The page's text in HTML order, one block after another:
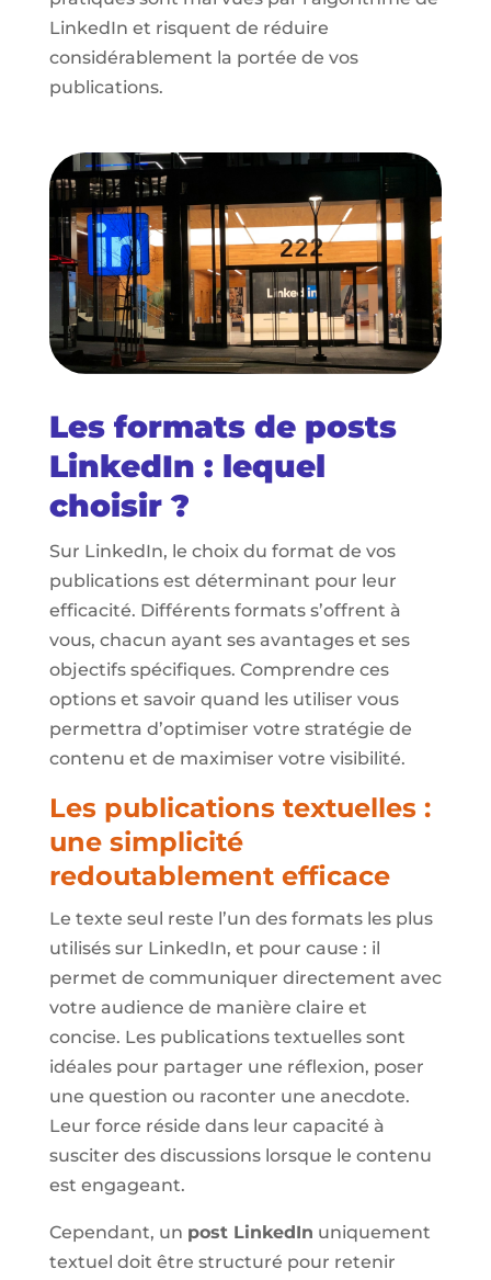
LinkedIn et risquent de réduire
considérablement la portée de vos
publications.
Les formats de posts
LinkedIn : lequel
choisir ?
Sur LinkedIn, le choix du format de vos
publications est déterminant pour leur
efficacité. Différents formats s’offrent à
vous, chacun ayant ses avantages et ses
objectifs spécifiques. Comprendre ces
options et savoir quand les utiliser vous
permettra d’optimiser votre stratégie de
contenu et de maximiser votre visibilité.
Les publications textuelles :
une simplicité
redoutablement efficace
Le texte seul reste l’un des formats les plus
utilisés sur LinkedIn, et pour cause : il
permet de communiquer directement avec
votre audience de manière claire et
concise. Les publications textuelles sont
idéales pour partager une réflexion, poser
une question ou raconter une anecdote.
Leur force réside dans leur capacité à
susciter des discussions lorsque le contenu
est engageant.
Cependant, un post LinkedIn uniquement
textuel doit être structuré pour retenir